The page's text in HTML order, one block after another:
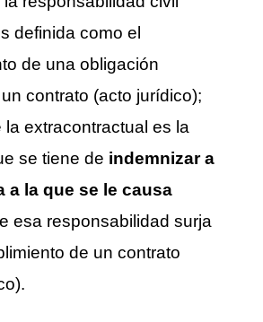
definida como el
de una obligación
contrato (acto jurídico);
la extracontractual es la
se tiene de indemnizar a
a la que se le causa
esa responsabilidad surja
de un contrato